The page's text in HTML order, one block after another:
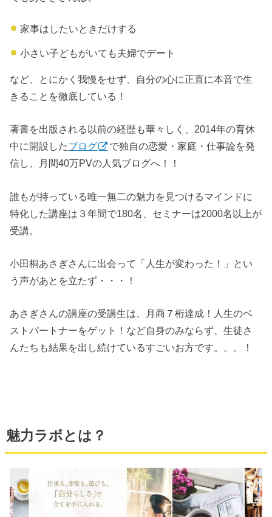
家事はしたいときだけする
小さい子どもがいても夫婦でデート
など、とにかく我慢をせず、自分の心に正直に本音で生
きることを徹底している！
著書を出版される以前の経歴も華々しく、2014年の育休
中に開設したブログ
で独自の恋愛・家庭・仕事論を発
信し、月間40万PVの人気ブログへ！！
誰もが持っている唯一無二の魅力を見つけるマインドに
特化した講座は３年間で180名、セミナーは2000名以上が
受講。
小田桐あさぎさんに出会って「人生が変わった！」とい
う声があとを立たず・・・！
あさぎさんの講座の受講生は、月商７桁達成！人生のベ
ストパートナーをゲット！など自身のみならず、生徒さ
んたちも結果を出し続けているすごいお方です。。。！
魅力ラボとは？